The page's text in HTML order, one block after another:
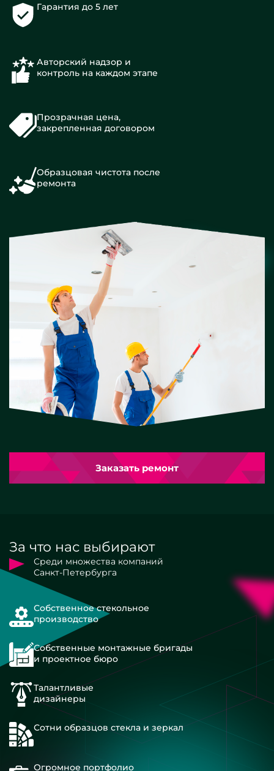
Гарантия до 5 лет
Авторский надзор и
контроль на каждом этапе
Прозрачная цена,
закрепленная договором
Образцовая чистота после
ремонта
Заказать ремонт
За что нас выбирают
Среди множества компаний
Санкт-Петербурга
Собственное стекольное
производство
Собственные монтажные бригады
и проектное бюро
Талантливые
дизайнеры
Сотни образцов стекла и зеркал
Огромное портфолио